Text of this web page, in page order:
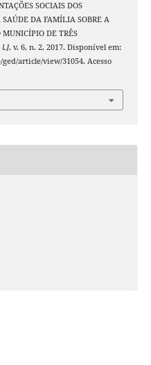
SOCIAIS DOS
SAÚDE DA FAMÍLIA SOBRE A
DE TRÊS
l.], v. 6, n. 2, 2017. Disponível em:
article/view/31054. Acesso